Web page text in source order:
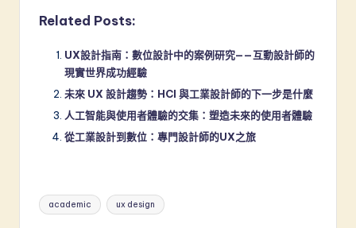
Related Posts:
UX設計指南：數位設計中的案例研究——互動設計師的
現實世界成功經驗
未來 UX 設計趨勢：HCI 與工業設計師的下一步是什麼
人工智能與使用者體驗的交集：塑造未來的使用者體驗
從工業設計到數位：專門設計師的UX之旅
Tags:
academic ux design